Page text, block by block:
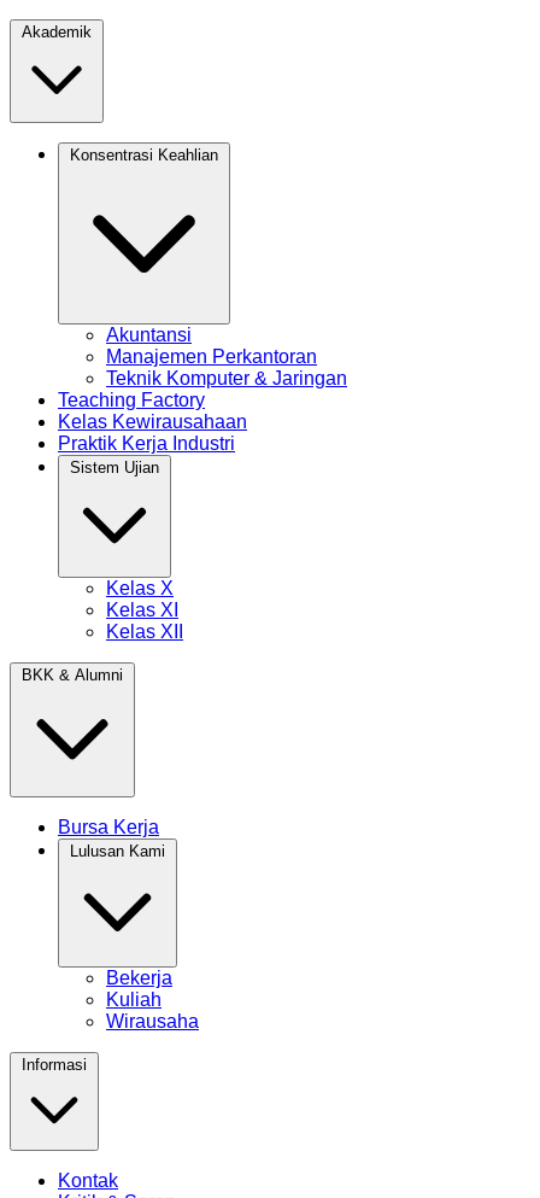
Akuntansi
Manajemen Perkantoran
Teknik Komputer & Jaringan
Teaching Factory
Kelas Kewirausahaan
Praktik Kerja Industri
Kelas X
Kelas XI
Kelas XII
Bursa Kerja
Bekerja
Kuliah
Wirausaha
Kontak